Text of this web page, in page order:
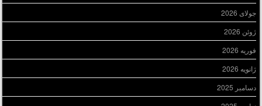
جولای 2026
ژوئن 2026
فوریه 2026
ژانویه 2026
دسامبر 2025